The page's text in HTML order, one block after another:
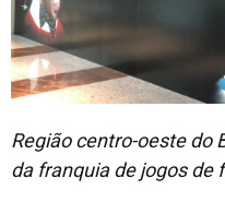
Região centro-oeste do
da franquia de jogos de